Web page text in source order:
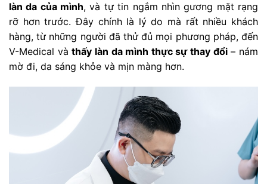
làn da của mình, và tự tin ngắm nhìn gương mặt rạng
rỡ hơn trước. Đây chính là lý do mà rất nhiều khách
hàng, từ những người đã thử đủ mọi phương pháp, đến
V-Medical vàthấy làn da mình thực sự thay đổi– nám
mờ đi, da sáng khỏe và mịn màng hơn.